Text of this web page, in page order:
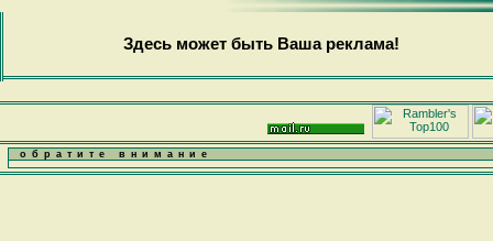
Здесь может быть Ваша реклама!
обратите внимание